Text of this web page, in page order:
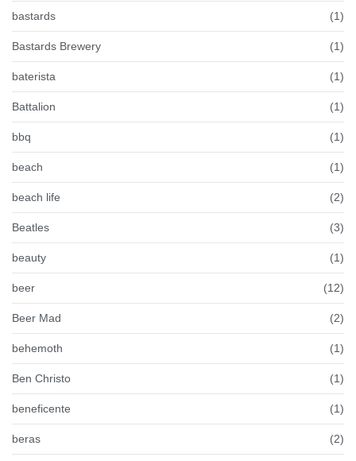
bastards (1)
Bastards Brewery (1)
baterista (1)
Battalion (1)
bbq (1)
beach (1)
beach life (2)
Beatles (3)
beauty (1)
beer (12)
Beer Mad (2)
behemoth (1)
Ben Christo (1)
beneficente (1)
beras (2)